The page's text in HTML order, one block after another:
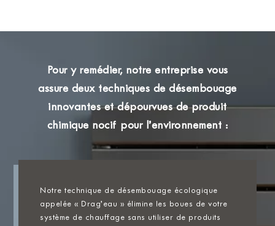
Pour y remédier, notre entreprise vous
assure deux techniques de désembouage
innovantes et dépourvues de produit
chimique nocif pour l’environnement :
Notre technique de désembouage écologique
appelée « Drag’eau » élimine les boues de votre
système de chauffage sans utiliser de produits